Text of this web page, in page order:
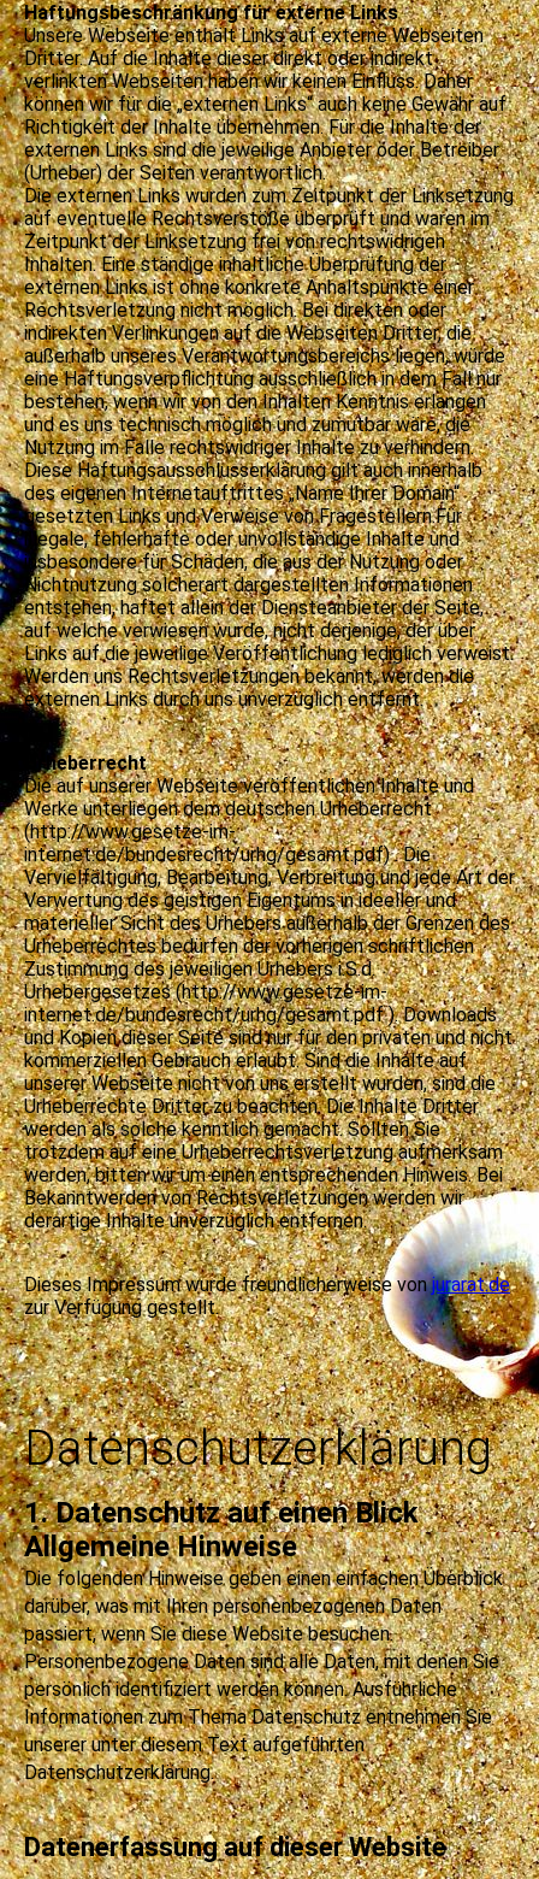
Haftungsbeschränkung für externe Links
Unsere Webseite enthält Links auf externe Webseiten
Dritter. Auf die Inhalte dieser direkt oder indirekt
verlinkten Webseiten haben wir keinen Einfluss. Daher
können wir für die „externen Links“ auch keine Gewähr auf
Richtigkeit der Inhalte übernehmen. Für die Inhalte der
externen Links sind die jeweilige Anbieter oder Betreiber
(Urheber) der Seiten verantwortlich.
Die externen Links wurden zum Zeitpunkt der Linksetzung
auf eventuelle Rechtsverstöße überprüft und waren im
Zeitpunkt der Linksetzung frei von rechtswidrigen
Inhalten. Eine ständige inhaltliche Überprüfung der
externen Links ist ohne konkrete Anhaltspunkte einer
Rechtsverletzung nicht möglich. Bei direkten oder
indirekten Verlinkungen auf die Webseiten Dritter, die
außerhalb unseres Verantwortungsbereichs liegen, würde
eine Haftungsverpflichtung ausschließlich in dem Fall nur
bestehen, wenn wir von den Inhalten Kenntnis erlangen
und es uns technisch möglich und zumutbar wäre, die
Nutzung im Falle rechtswidriger Inhalte zu verhindern.
Diese Haftungsausschlusserklärung gilt auch innerhalb
des eigenen Internetauftrittes „Name Ihrer Domain“
gesetzten Links und Verweise von Fragestellern.Für
illegale, fehlerhafte oder unvollständige Inhalte und
insbesondere für Schäden, die aus der Nutzung oder
Nichtnutzung solcherart dargestellten Informationen
entstehen, haftet allein der Diensteanbieter der Seite,
auf welche verwiesen wurde, nicht derjenige, der über
Links auf die jeweilige Veröffentlichung lediglich verweist.
Werden uns Rechtsverletzungen bekannt, werden die
externen Links durch uns unverzüglich entfernt.
Urheberrecht
Die auf unserer Webseite veröffentlichen Inhalte und
Werke unterliegen dem deutschen Urheberrecht
(http://www.gesetze-im-
internet.de/bundesrecht/urhg/gesamt.pdf) . Die
Vervielfältigung, Bearbeitung, Verbreitung und jede Art der
Verwertung des geistigen Eigentums in ideeller und
materieller Sicht des Urhebers außerhalb der Grenzen des
Urheberrechtes bedürfen der vorherigen schriftlichen
Zustimmung des jeweiligen Urhebers i.S.d.
Urhebergesetzes (http://www.gesetze-im-
internet.de/bundesrecht/urhg/gesamt.pdf ). Downloads
und Kopien dieser Seite sind nur für den privaten und nicht
kommerziellen Gebrauch erlaubt. Sind die Inhalte auf
unserer Webseite nicht von uns erstellt wurden, sind die
Urheberrechte Dritter zu beachten. Die Inhalte Dritter
werden als solche kenntlich gemacht. Sollten Sie
trotzdem auf eine Urheberrechtsverletzung aufmerksam
werden, bitten wir um einen entsprechenden Hinweis. Bei
Bekanntwerden von Rechtsverletzungen werden wir
derartige Inhalte unverzüglich entfernen.
Dieses Impressum wurde freundlicherweise vonjurarat.de
zur Verfügung gestellt.
Datenschutzerklärung
1. Datenschutz auf einen Blick
Allgemeine Hinweise
Die folgenden Hinweise geben einen einfachen Überblick
darüber, was mit Ihren personenbezogenen Daten
passiert, wenn Sie diese Website besuchen.
Personenbezogene Daten sind alle Daten, mit denen Sie
persönlich identifiziert werden können. Ausführliche
Informationen zum Thema Datenschutz entnehmen Sie
unserer unter diesem Text aufgeführten
Datenschutzerklärung.
Datenerfassung auf dieser Website